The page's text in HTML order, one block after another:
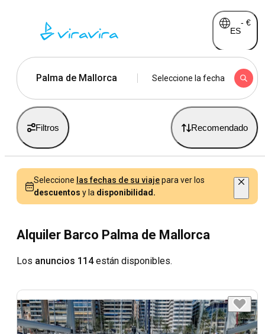
ES
- €
Palma de Mallorca Seleccione la fecha
Filtros Recomendado
Seleccione las fechas de su viajepara ver los
descuentos y la disponibilidad.
Alquiler Barco Palma de Mallorca
Los anuncios 114están disponibles.